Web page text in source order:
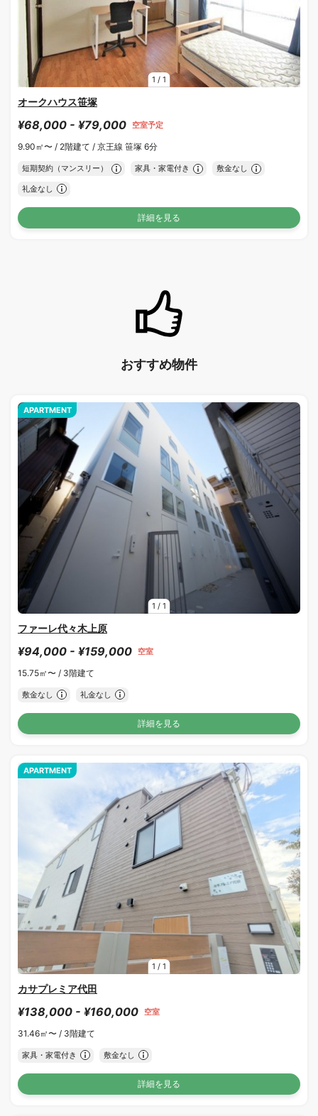
1 / 1
オークハウス笹塚
¥68,000 - ¥79,000 空室予定
9.90㎡〜 / 2階建て / 京王線 笹塚 6分
短期契約（マンスリー） 家具・家電付き 敷金なし
礼金なし
詳細を見る
おすすめ物件
1 / 1
APARTMENT
ファーレ代々木上原
¥94,000 - ¥159,000 空室
15.75㎡〜 / 3階建て
敷金なし 礼金なし
詳細を見る
1 / 1
APARTMENT
カサプレミア代田
¥138,000 - ¥160,000 空室
31.46㎡〜 / 3階建て
家具・家電付き 敷金なし
詳細を見る